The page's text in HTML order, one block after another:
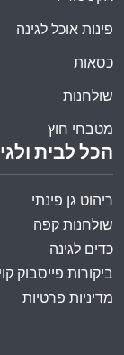
הכל לבית
ריהוט גן פינתי
שולחנות קפה
כדים לגינה
ביקורות פייסבוק
מדיניות פרטיות
פינות אוכל לגינה
כסאות
שולחנות
מטבחי חוץ